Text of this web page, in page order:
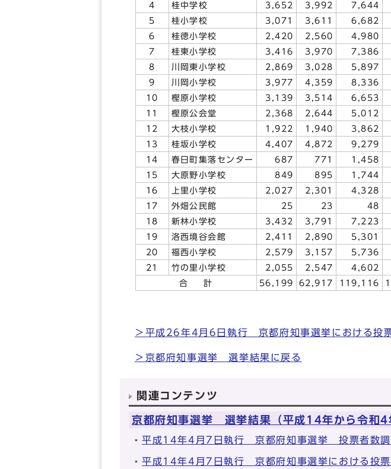
4
桂中学校 3,652 3,992 7,644
5
桂小学校 3,071 3,611 6,682
6
桂徳小学校 2,420 2,560 4,980
7
桂東小学校 3,416 3,970 7,386
8
川岡東小学校 2,869 3,028 5,897
9
川岡小学校 3,977 4,359 8,336
10
樫原小学校 3,139 3,514 6,653
11
樫原公会堂 2,368 2,644 5,012
12
大枝小学校 1,922 1,940 3,862
13
桂坂小学校 4,407 4,872 9,279
14
春日町集落センター 687 771 1,458
15
大原野小学校 849 895 1,744
16
上里小学校 2,027 2,301 4,328
17
外畑公民館 25 23 48
18
新林小学校 3,432 3,791 7,223
19
洛西境谷会館 2,411 2,890 5,301
20
福西小学校 2,579 3,157 5,736
21
竹の里小学校 2,055 2,547 4,602
合 計
56,199 62,917 119,116
＞平成26年4月6日執行 京都府知事選挙における投
＞京都府知事選挙 選挙結果に戻る
関連コンテンツ
京都府知事選挙 選挙結果（平成14年から令和4
平成14年4月7日執行 京都府知事選挙 投票者数調
平成14年4月7日執行 京都府知事選挙における投票